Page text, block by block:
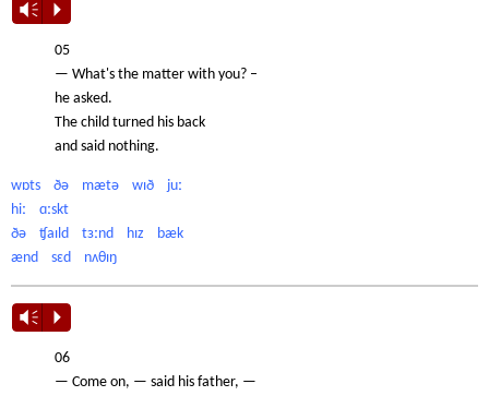
Vm P
05
— What's the matter with you? –
he asked.
The child turned his back
and said nothing.
wɒts ðə mætə wɪð juː
hiː ɑːskt
ðə ʧaɪld tɜːnd hɪz bæk
ænd sɛd nʌθɪŋ
Vm P
06
— Come on, — said his father, —